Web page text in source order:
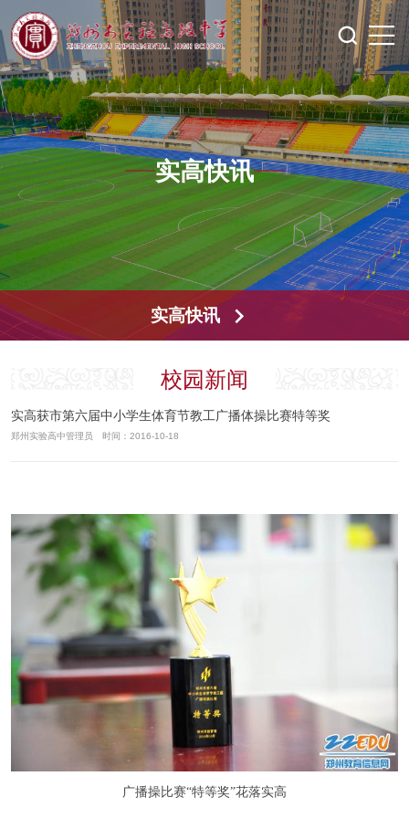
实高快讯
实高快讯
校园新闻
实高获市第六届中小学生体育节教工广播体操比赛特等奖
郑州实验高中管理员 时间：2016-10-18
广播操比赛“特等奖”花落实高